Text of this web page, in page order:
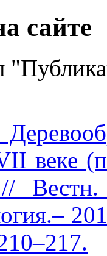
сайте
веке
//